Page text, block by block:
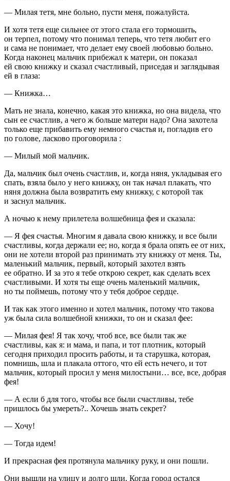
— Милая тетя, мне больно, пусти меня, пожалуйста.
И хотя тетя еще сильнее от этого стала его тормошить,
он терпел, потому что понимал теперь, что тетя любит его
и сама не понимает, что делает ему своей любовью больно.
Когда наконец мальчик прибежал к матери, он показал
ей свою книжку и сказал счастливый, приседая и заглядывая
ей в глаза:
— Книжка…
Мать не знала, конечно, какая это книжка, но она видела, что
сын ее счастлив, а чего ж больше матери надо? Она захотела
только еще прибавить ему немного счастья и, погладив его
по голове, ласково проговорила :
— Милый мой мальчик.
Да, мальчик был очень счастлив, и, когда няня, укладывая его
спать, взяла было у него книжку, он так начал плакать, что
няня должна была возвратить ему книжку, с которой так
и заснул мальчик.
А ночью к нему прилетела волшебница фея и сказала:
— Я фея счастья. Многим я давала свою книжку, и все были
счастливы, когда держали ее; но, когда я брала опять ее от них,
они не хотели второй раз принимать эту книжку от меня. Ты,
маленький мальчик, первый, который захотел взять
ее обратно. И за это я тебе открою секрет, как сделать всех
счастливыми. И хотя ты еще очень маленький мальчик,
но ты поймешь, потому что у тебя доброе сердце.
И так как этого именно и хотел мальчик, потому что такова
уж была сила волшебной книжки, то он и сказал фее:
— Милая фея! Я так хочу, чтоб все, все были так же
счастливы, как я: и мама, и папа, и тот плотник, который
сегодня приходил просить работы, и та старушка, которая,
помнишь, шла и плакала оттого, что ей есть нечего, и тот
мальчик, который просил у меня милостыни… все, все, добрая
фея!
— А если б для того, чтобы все были счастливы, тебе
пришлось бы умереть?.. Хочешь знать секрет?
— Хочу!
— Тогда идем!
И прекрасная фея протянула мальчику руку, и они пошли.
Они вышли на улицу и долго шли. Когда город остался